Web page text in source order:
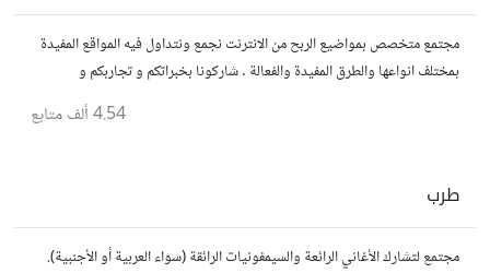
مجتمع متخصص بمواضيع الربح من الانترنت نجمع ونتداول فيه المواقع المفيدة
بمختلف انواعها والطرق المفيدة والفعالة . شاركونا بخبراتكم و تجاربكم و
4.54 ألف متابع
طرب
مجتمع لتشارك الأغاني الرائعة والسيمفونيات الرائقة (سواء العربية أو الأجنبية).